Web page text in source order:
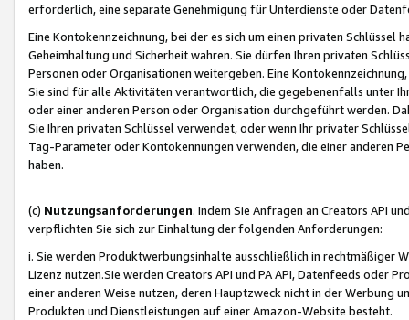
erforderlich, eine separate Genehmigung für Unterdienste oder
Eine Kontokennzeichnung, bei der es sich um einen privaten
Geheimhaltung und Sicherheit wahren. Sie dürfen Ihren privaten
Personen oder Organisationen weitergeben. Eine
Sie sind für alle Aktivitäten verantwortlich, die gegebenenfalls unter
oder einer anderen Person oder Organisation durchgeführt werden.
Sie Ihren privaten Schlüssel verwendet, oder wenn Ihr privater
Tag-Parameter oder Kontokennungen verwenden, die einer anderen
haben.
(c) Nutzungsanforderungen. Indem Sie Anfragen an Creators API
verpflichten Sie sich zur Einhaltung der folgenden Anforderungen:
i. Sie werden Produktwerbungsinhalte ausschließlich in rechtmäßiger
Lizenz nutzen.Sie werden Creators API und PA API, Datenfeeds oder
einer anderen Weise nutzen, deren Hauptzweck nicht in der Werbung
Produkten und Dienstleistungen auf einer Amazon-Website besteht.